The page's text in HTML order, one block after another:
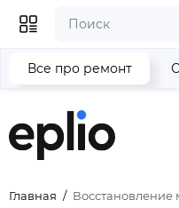
Главная Восстановление
Все про ремонт